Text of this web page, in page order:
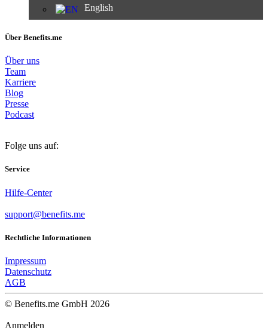
English
Über Benefits.me
Über uns
Team
Karriere
Blog
Presse
Podcast
Folge uns auf:
Service
Hilfe-Center
support@benefits.me
Rechtliche Informationen
Impressum
Datenschutz
AGB
© Benefits.me GmbH 2026
Anmelden